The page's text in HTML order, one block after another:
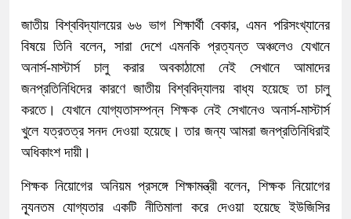
জাতীয় বিশ্ববিদ্যালয়ের ৬৬ ভাগ শিক্ষার্থী বেকার, এমন পরিসংখ্যানের
বিষয়ে তিনি বলেন, সারা দেশে এমনকি প্রত্যন্ত অঞ্চলেও যেখানে
অনার্স-মাস্টার্স চালু করার অবকাঠামো নেই সেখানে আমাদের
জনপ্রতিনিধিদের কারণে জাতীয় বিশ্ববিদ্যালয় বাধ্য হয়েছে তা চালু
করতে। যেখানে যোগ্যতাসম্পন্ন শিক্ষক নেই সেখানেও অনার্স-মাস্টার্স
খুলে যত্রতত্র সনদ দেওয়া হয়েছে। তার জন্য আমরা জনপ্রতিনিধিরাই
অধিকাংশ দায়ী।
শিক্ষক নিয়োগের অনিয়ম প্রসঙ্গে শিক্ষামন্ত্রী বলেন, শিক্ষক নিয়োগের
ন্যূনতম যোগ্যতার একটি নীতিমালা করে দেওয়া হয়েছে ইউজিসির